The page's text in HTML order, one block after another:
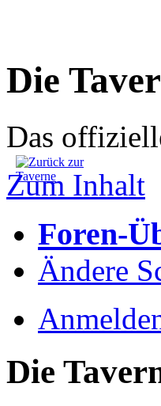
Die
Das
Zum Inhalt
Foren-
Ändere
Die